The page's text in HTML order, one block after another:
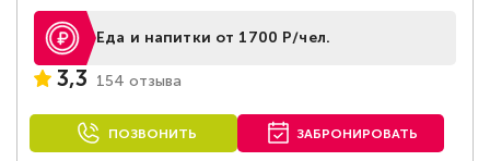
Еда и напитки от 1700 Р/чел.
3,3 154 отзыва
ПОЗВОНИТЬ ЗАБРОНИРОВАТЬ